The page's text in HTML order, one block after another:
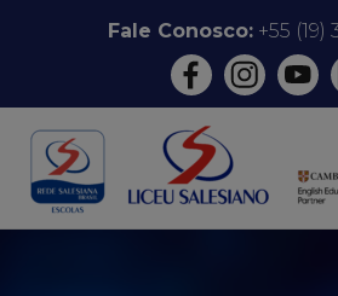
conteúdo
Fale Conosco:+55 (19)